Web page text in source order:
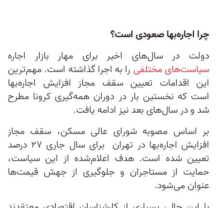
چرا اجاره‌بها صعودی است؟
دولت در سال‌های اخیر برای مهار بازار اجاره
سیاست‌های مختلفی را به اجرا گذاشته است. مهم‌ترین
این اقدامات تعیین سقف مجاز افزایش اجاره‌بها
است که نخستین بار در دوران همه‌گیری کرونا مطرح
شد و در سال‌های بعد نیز ادامه یافت.
بر اساس مصوبه شورای عالی مسکن، سقف مجاز
افزایش اجاره‌بها در تهران برای سال جاری ۲۷ درصد
تعیین شده است. هدف اعلام‌شده از این سیاست،
حمایت از مستاجران و جلوگیری از جهش قیمت‌ها
عنوان می‌شود.